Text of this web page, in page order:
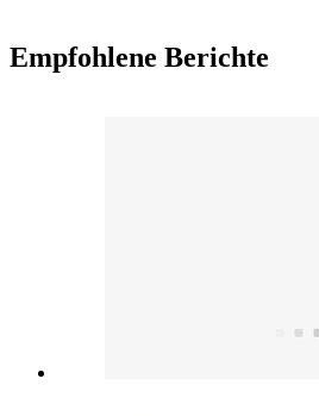
Empfohlene Berichte